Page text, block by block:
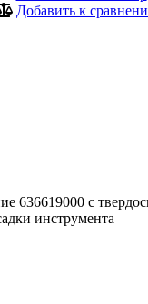
Добавить к
636619000 с
инструмента